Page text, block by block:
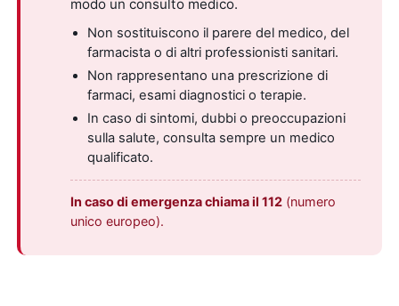
modo un consulto medico.
Non sostituiscono il parere del medico, del
farmacista o di altri professionisti sanitari.
Non rappresentano una prescrizione di
farmaci, esami diagnostici o terapie.
In caso di sintomi, dubbi o preoccupazioni
sulla salute, consulta sempre un medico
qualificato.
In caso di emergenza chiama il 112 (numero
unico europeo).